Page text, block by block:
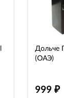
Дольче
(ОАЭ)
999